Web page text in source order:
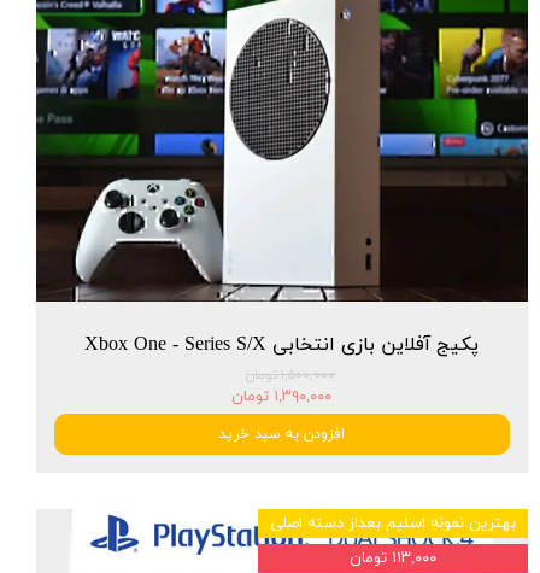
پکیج آفلاین بازی انتخابی Xbox One - Series S/X
۱,۵۰۰,۰۰۰ تومان
۱,۳۹۰,۰۰۰ تومان
افزودن به سبد خرید
بهترین نمونه اسلیم بعداز دسته اصلی
۱۱۳,۰۰۰ تومان